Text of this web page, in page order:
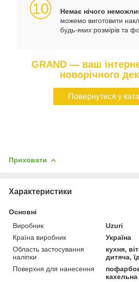
10 Немає нічого
можемо виготовити
будь-яких розмірів та
GRAND — ваш
новорічного
Повернутися у
Приховати
Характеристики
Основні
Виробник
Uzuri
Країна виробник
Україна
Область застосування
наліпки
кухня,
дитяча,
Поверхня для нанесення